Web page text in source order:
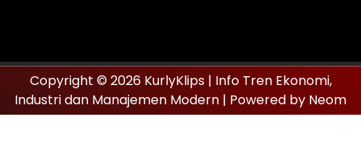
Copyright © 2026 KurlyKlips | Info Tren Ekonomi,
Industri dan Manajemen Modern | Powered by Neom